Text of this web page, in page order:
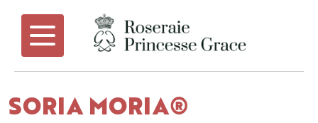
SORIA MORIA®